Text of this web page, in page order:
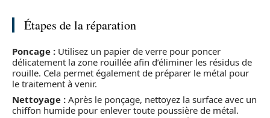
Étapes de la réparation
Poncage : Utilisez un papier de verre pour poncer
délicatement la zone rouillée afin d’éliminer les résidus de
rouille. Cela permet également de préparer le métal pour
le traitement à venir.
Nettoyage : Après le ponçage, nettoyez la surface avec un
chiffon humide pour enlever toute poussière de métal.